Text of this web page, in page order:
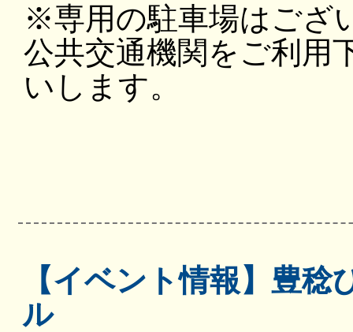
※専用の駐車場はござ
公共交通機関をご利用
いします。
【イベント情報】豊
ル